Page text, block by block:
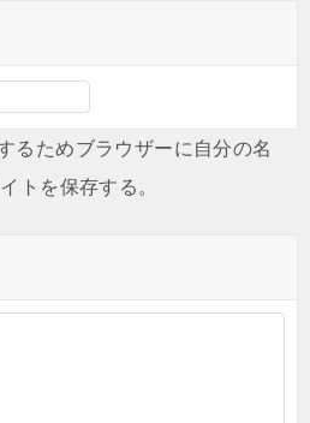
るためブラウザーに自分の名
トを保存する。